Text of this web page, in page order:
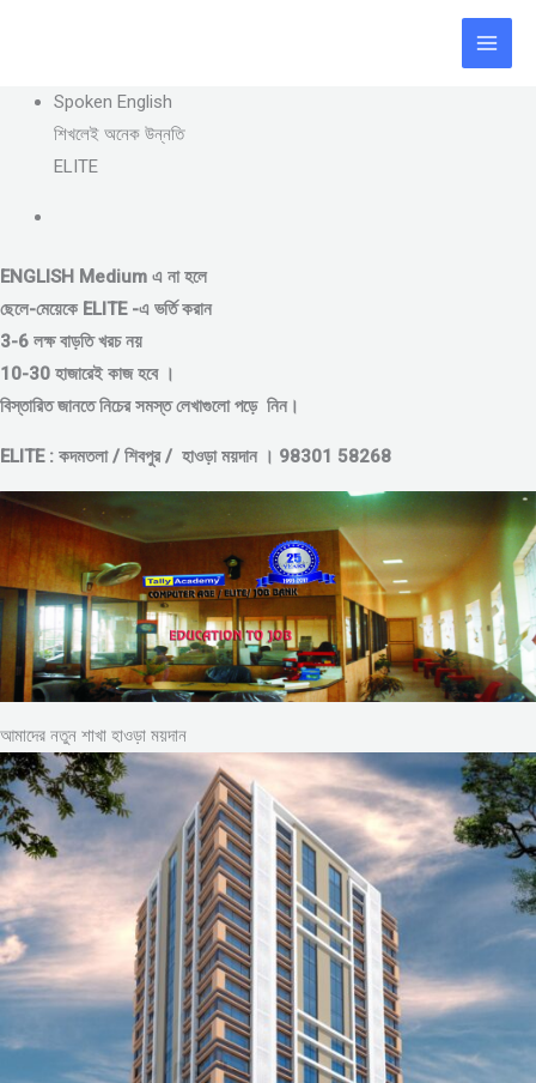
Spoken English
শিখলেই অনেক উন্নতি
ELITE
ENGLISH Medium এ না হলে
ছেলে-মেয়েকে ELITE -এ ভর্তি করান
3-6 লক্ষ বাড়তি খরচ নয়
10-30 হাজারেই কাজ হবে ।
বিস্তারিত জানতে নিচের সমস্ত লেখাগুলো পড়ে নিন।
ELITE : কদমতলা / শিবপুর / হাওড়া ময়দান । 98301 58268
আমাদের নতুন শাখা হাওড়া ময়দান